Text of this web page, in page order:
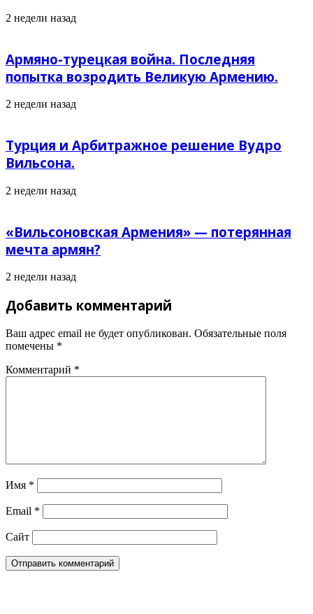
2 недели назад
Армяно-турецкая война. Последняя
попытка возродить Великую Армению.
2 недели назад
Турция и Арбитражное решение Вудро
Вильсона.
2 недели назад
«Вильсоновская Армения» — потерянная
мечта армян?
2 недели назад
Добавить комментарий
Ваш адрес email не будет опубликован. Обязательные поля
помечены *
Комментарий *
Имя *
Email *
Сайт